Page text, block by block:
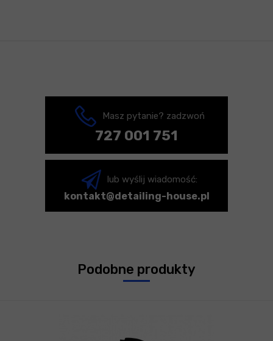
Masz pytanie? zadzwoń
727 001 751
lub wyślij wiadomość:
kontakt@detailing-house.pl
Podobne produkty